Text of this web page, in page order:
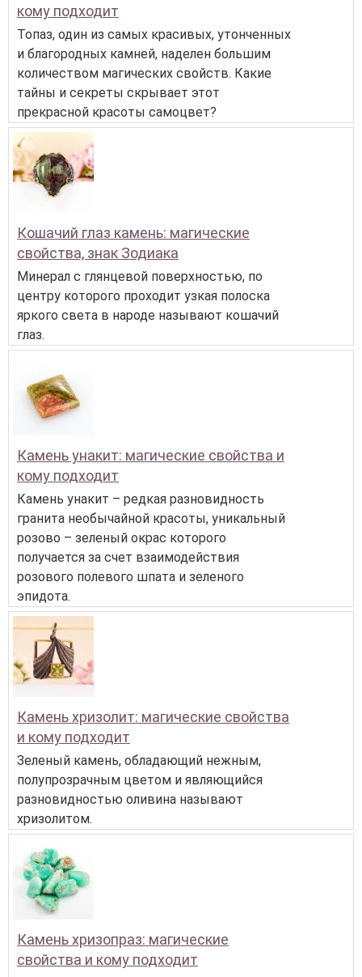
кому подходит
Топаз, один из самых красивых, утонченных
и благородных камней, наделен большим
количеством магических свойств. Какие
тайны и секреты скрывает этот
прекрасной красоты самоцвет?
Кошачий глаз камень: магические
свойства, знак Зодиака
Минерал с глянцевой поверхностью, по
центру которого проходит узкая полоска
яркого света в народе называют кошачий
глаз.
Камень унакит: магические свойства и
кому подходит
Камень унакит – редкая разновидность
гранита необычайной красоты, уникальный
розово – зеленый окрас которого
получается за счет взаимодействия
розового полевого шпата и зеленого
эпидота.
Камень хризолит: магические свойства
и кому подходит
Зеленый камень, обладающий нежным,
полупрозрачным цветом и являющийся
разновидностью оливина называют
хризолитом.
Камень хризопраз: магические
свойства и кому подходит